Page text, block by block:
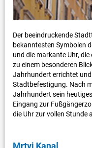
Der beeindruckende
bekanntesten Symbolen
und die markante Uhr,
zu einem besonderen
Jahrhundert errichtet
Stadtbefestigung. Nach
Jahrhundert sein
Eingang zur
die Uhr zur vollen Stunde